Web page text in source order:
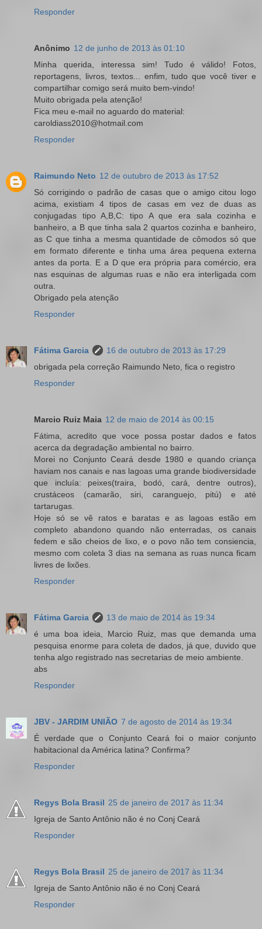
Responder
Anônimo 12 de junho de 2013 às 01:10
Minha querida, interessa sim! Tudo é válido! Fotos,
reportagens, livros, textos... enfim, tudo que você tiver e
compartilhar comigo será muito bem-vindo!
Muito obrigada pela atenção!
Fica meu e-mail no aguardo do material:
caroldiass2010@hotmail.com
Responder
Raimundo Neto 12 de outubro de 2013 às 17:52
Só corrigindo o padrão de casas que o amigo citou logo
acima, existiam 4 tipos de casas em vez de duas as
conjugadas tipo A,B,C: tipo A que era sala cozinha e
banheiro, a B que tinha sala 2 quartos cozinha e banheiro,
as C que tinha a mesma quantidade de cômodos só que
em formato diferente e tinha uma área pequena externa
antes da porta. E a D que era própria para comércio, era
nas esquinas de algumas ruas e não era interligada com
outra.
Obrigado pela atenção
Responder
Fátima Garcia
16 de outubro de 2013 às 17:29
obrigada pela correção Raimundo Neto, fica o registro
Responder
Marcio Ruiz Maia 12 de maio de 2014 às 00:15
Fátima, acredito que voce possa postar dados e fatos
acerca da degradação ambiental no bairro.
Morei no Conjunto Ceará desde 1980 e quando criança
haviam nos canais e nas lagoas uma grande biodiversidade
que incluía: peixes(traira, bodó, cará, dentre outros),
crustáceos (camarão, siri, caranguejo, pitú) e até
tartarugas.
Hoje só se vê ratos e baratas e as lagoas estão em
completo abandono quando não enterradas, os canais
fedem e são cheios de lixo, e o povo não tem consiencia,
mesmo com coleta 3 dias na semana as ruas nunca ficam
livres de lixões.
Responder
Fátima Garcia
13 de maio de 2014 às 19:34
é uma boa ideia, Marcio Ruiz, mas que demanda uma
pesquisa enorme para coleta de dados, já que, duvido que
tenha algo registrado nas secretarias de meio ambiente.
abs
Responder
JBV - JARDIM UNIÃO 7 de agosto de 2014 às 19:34
É verdade que o Conjunto Ceará foi o maior conjunto
habitacional da América latina? Confirma?
Responder
Regys Bola Brasil 25 de janeiro de 2017 às 11:34
Igreja de Santo Antônio não é no Conj Ceará
Responder
Regys Bola Brasil 25 de janeiro de 2017 às 11:34
Igreja de Santo Antônio não é no Conj Ceará
Responder